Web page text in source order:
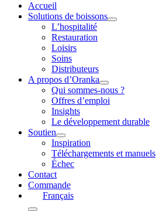
Accueil
Solutions de boissons
L’hospitalité
Restauration
Loisirs
Soins
Distributeurs
A propos d’Oranka
Qui sommes-nous ?
Offres d’emploi
Insights
Le développement durable
Soutien
Inspiration
Téléchargements et manuels
Échec
Contact
Commande
Français